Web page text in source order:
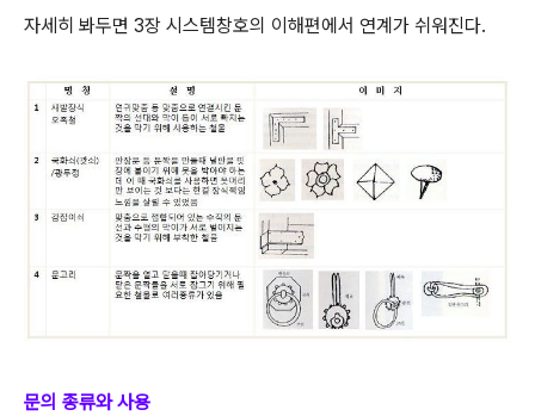
자세히 봐두면 3장 시스템창호의 이해편에서 연계가 쉬워진다.
문의 종류와 사용